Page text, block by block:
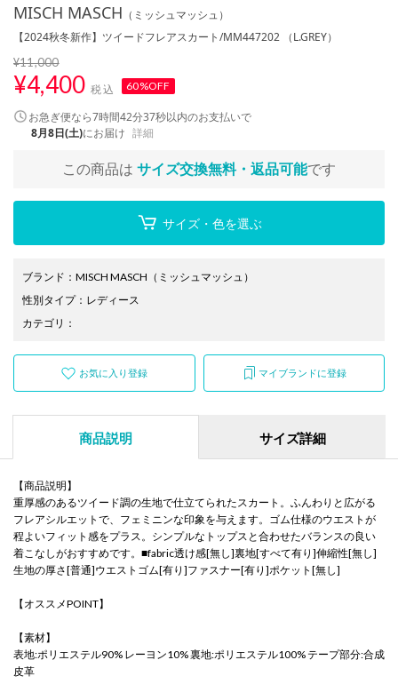
MISCH MASCH （ミッシュマッシュ）
【2024秋冬新作】ツイードフレアスカート/MM447202 （L.GREY）
¥11,000
¥4,400 税込 60%OFF
お急ぎ便なら7時間42分37秒以内のお支払いで
8月8日(土)にお届け 詳細
この商品は サイズ交換無料・返品可能です
サイズ・色を選ぶ
ブランド ： MISCH MASCH （ミッシュマッシュ）
性別タイプ： レディース
カテゴリ ：
お気に入り登録 マイブランドに登録
商品説明 サイズ詳細
【商品説明】
重厚感のあるツイード調の生地で仕立てられたスカート。ふんわりと広がる
フレアシルエットで、フェミニンな印象を与えます。ゴム仕様のウエストが
程よいフィット感をプラス。シンプルなトップスと合わせたバランスの良い
着こなしがおすすめです。■fabric透け感[無し]裏地[すべて有り]伸縮性[無し]
生地の厚さ[普通]ウエストゴム[有り]ファスナー[有り]ポケット[無し]
【オススメPOINT】
【素材】
表地:ポリエステル90% レーヨン10% 裏地:ポリエステル100% テープ部分:合成
皮革